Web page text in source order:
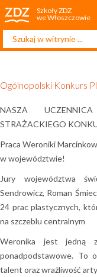
Szkoły ZDZ
we Włoszczowie
Start
O szkole
Projekty unijne
Dla rodzica
Kontakt
Szukaj...
Ogólnopolski Konkurs
NASZA
STRAŻACKIEGO
​Praca Weroniki
w województwie!
Jury województwa
Sendrowicz, Roman
24 prac plastycznych,
na szczeblu centralnym
Weronika jest jedną
ponadpodstawowe. To
talent oraz wrażliwość